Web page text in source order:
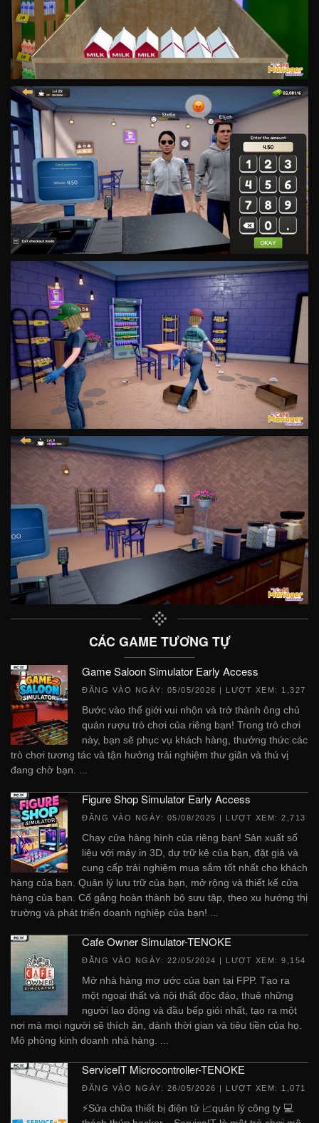
CÁC GAME TƯƠNG TỰ
Game Saloon Simulator Early Access
ĐĂNG VÀO NGÀY: 05/05/2026 | LƯỢT XEM: 1,327
Bước vào thế giới vui nhộn và trở thành ông chủ
quán rượu trò chơi của riêng bạn! Trong trò chơi
này, bạn sẽ phục vụ khách hàng, thưởng thức các
trò chơi tương tác và tận hưởng trải nghiệm thư giãn và thú vị
đang chờ bạn. ...
Figure Shop Simulator Early Access
ĐĂNG VÀO NGÀY: 05/08/2025 | LƯỢT XEM: 2,713
Chạy cửa hàng hình của riêng bạn! Sản xuất số
liệu với máy in 3D, dự trữ kệ của bạn, đặt giá và
cung cấp trải nghiệm mua sắm tốt nhất cho khách
hàng của bạn. Quản lý lưu trữ của bạn, mở rộng và thiết kế cửa
hàng của bạn. Cố gắng hoàn thành bộ sưu tập, theo xu hướng thị
trường và phát triển doanh nghiệp của bạn! ...
Cafe Owner Simulator-TENOKE
ĐĂNG VÀO NGÀY: 22/05/2024 | LƯỢT XEM: 9,154
Mở nhà hàng mơ ước của bạn tại FPP. Tạo ra
một ngoại thất và nội thất độc đáo, thuê những
người lao động và đầu bếp giỏi nhất, tạo ra một
nơi mà mọi người sẽ thích ăn, dành thời gian và tiêu tiền của họ.
Mô phỏng kinh doanh nhà hàng. ...
ServiceIT Microcontroller-TENOKE
ĐĂNG VÀO NGÀY: 26/05/2026 | LƯỢT XEM: 1,071
⚡️Sửa chữa thiết bị điện tử 📈quản lý công ty 💻